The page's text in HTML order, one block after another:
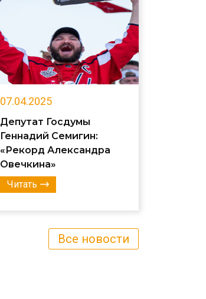
07.04.2025
Депутат Госдумы
Геннадий Семигин:
«Рекорд Александра
Овечкина»
Читать
Все новости